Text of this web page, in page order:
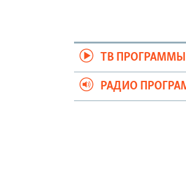
ТВ ПРОГРАММЫ
РАДИО